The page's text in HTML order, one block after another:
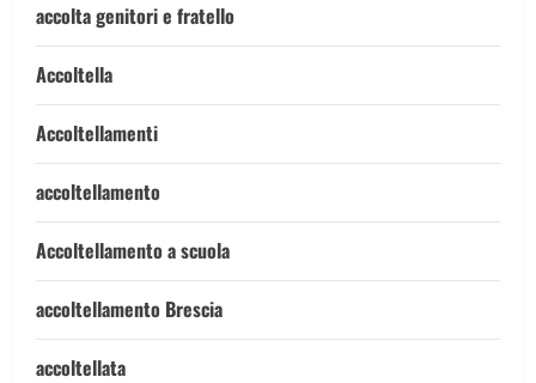
accolta genitori e fratello
Accoltella
Accoltellamenti
accoltellamento
Accoltellamento a scuola
accoltellamento Brescia
accoltellata